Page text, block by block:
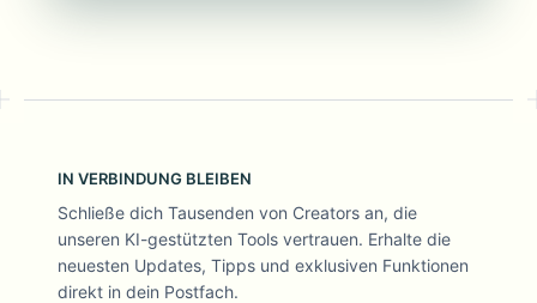
IN VERBINDUNG BLEIBEN
Schließe dich Tausenden von Creators an, die
unseren KI-gestützten Tools vertrauen. Erhalte die
neuesten Updates, Tipps und exklusiven Funktionen
direkt in dein Postfach.